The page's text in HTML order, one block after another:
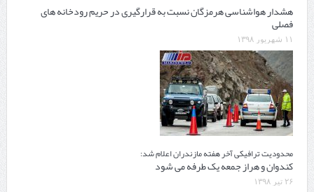
هشدار هواشناسی هرمزگان نسبت به قرارگیری در حریم رودخانه های
فصلی
۱۱ شهریور ۱۳۹۸
محدودیت ترافیکی آخر هفته مازندران اعلام شد:
کندوان و هراز جمعه یک طرفه می شود
۲۶ تیر ۱۳۹۸